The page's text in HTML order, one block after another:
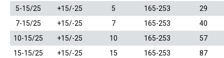
5-15/25
+15/-25 5 165-253
29
7-15/25
+15/-25 7 165-253
40
10-15/25
+15/-25 10 165-253
57
15-15/25
+15/-25 15 165-253
87